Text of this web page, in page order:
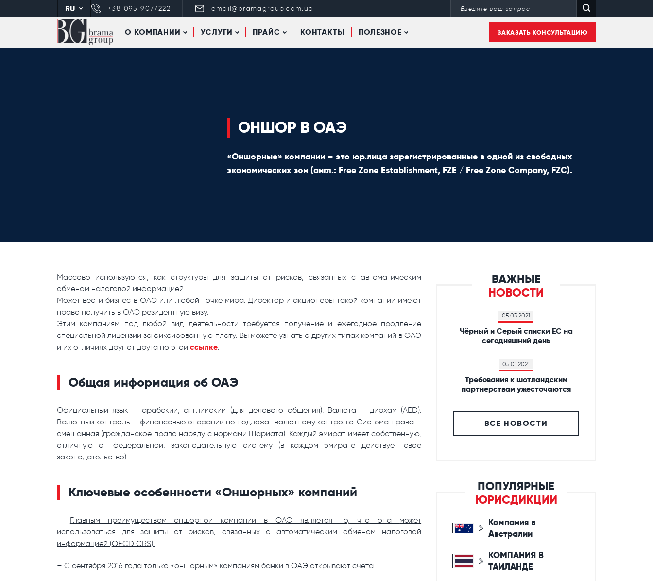
RU +38 095 9077222 email@bramagroup.com.ua
О КОМПАНИИ УСЛУГИ ПРАЙС КОНТАКТЫ ПОЛЕЗНОЕ ЗАКАЗАТЬ КОНСУЛЬТАЦИЮ
ОНШОР В ОАЭ
«Оншорные» компании – это юр.лица зарегистрированные в одной из свободных
экономических зон (англ.: Free Zone Establishment, FZE / Free Zone Company, FZC).
Массово используются, как структуры для защиты от рисков, связанных с автоматическим
обменом налоговой информацией.
Может вести бизнес в ОАЭ или любой точке мира. Директор и акционеры такой компании имеют
право получить в ОАЭ резидентную визу.
Этим компаниям под любой вид деятельности требуется получение и ежегодное продление
специальной лицензии за фиксированную плату. Вы можете узнать о других типах компаний в ОАЭ
и их отличиях друг от друга по этой ссылке.
Общая информация об ОАЭ
Официальный язык – арабский, английский (для делового общения). Валюта – дирхам (AED).
Валютный контроль – финансовые операции не подлежат валютному контролю. Система права –
смешанная (гражданское право наряду с нормами Шариата). Каждый эмират имеет собственную,
отличную от федеральной, законодательную систему (в каждом эмирате действует свое
законодательство).
Ключевые особенности «Оншорных» компаний
– Главным преимуществом оншорной компании в ОАЭ является то, что она
может
использоваться
для защиты от рисков, связанных
с автоматическим обменом налоговой
информацией (OECD CRS).
– С сентября 2016 года только «оншорным» компаниям банки в ОАЭ открывают счета.
ВАЖНЫЕ
НОВОСТИ
05.03.2021
Чёрный и Серый списки ЕС на
сегодняшний день
05.01.2021
Требования к шотландским
партнерствам ужесточаются
ВСЕ НОВОСТИ
ПОПУЛЯРНЫЕ
ЮРИСДИКЦИИ
Компания в
Австралии
КОМПАНИЯ В
ТАИЛАНДЕ